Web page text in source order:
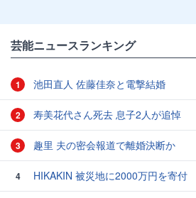
芸能ニュースランキング
1 池田直人 佐藤佳奈と電撃結婚
2 寿美花代さん死去 息子2人が追悼
3 趣里 夫の密会報道で離婚決断か
4 HIKAKIN 被災地に2000万円を寄付